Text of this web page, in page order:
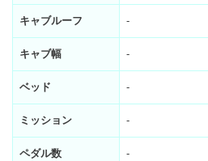
キャブルーフ -
キャブ幅 -
ベッド -
ミッション -
ペダル数 -